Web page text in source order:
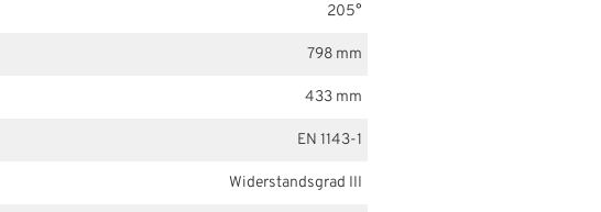
205°
798 mm
433 mm
EN 1143-1
Widerstandsgrad III